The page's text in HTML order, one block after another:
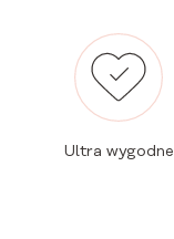
Ultra wygodne